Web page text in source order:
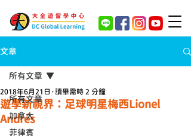
文章
所有文章
加拿大
菲律賓
所有文章
遊學新視界：足球明星梅西Lionel
Andrés
2018年6月21日 讀畢需時 2 分鐘